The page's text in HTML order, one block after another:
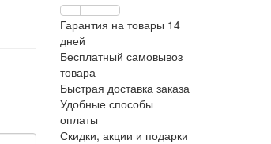
Гарантия на товары 14
дней
Бесплатный самовывоз
товара
Быстрая доставка заказа
Удобные способы
оплаты
Скидки, акции и подарки